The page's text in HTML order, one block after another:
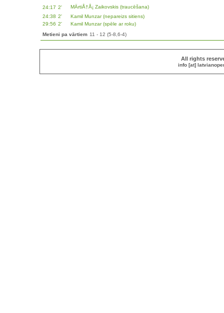
24:17 2'
MÄrtiÅ†Å¡ Zaikovskis (traucēšana)
24:38 2'
Kamil Munzar (nepareizs sitiens)
29:56 2'
Kamil Munzar (spēle ar roku)
Metieni pa vārtiem 11 - 12 (5-8,6-4)
All rights
info [at]